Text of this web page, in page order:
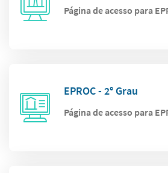
Página de acesso para
EPROC - 2° Grau
Página de acesso para